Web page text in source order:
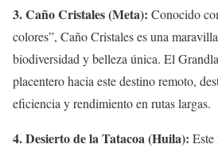
3. Caño Cristales (Meta): Conocido
colores”, Caño Cristales es una
biodiversidad y belleza única. El
placentero hacia este destino remoto,
eficiencia y rendimiento en rutas largas.
4. Desierto de la Tatacoa (Huila): Este